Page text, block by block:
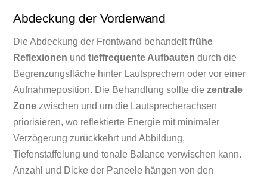
Abdeckung der Vorderwand
Die Abdeckung der Frontwand behandeltfrühe
Reflexionen undtieffrequente Aufbauten durch die
Begrenzungsfläche hinter Lautsprechern oder vor einer
Aufnahmeposition. Die Behandlung sollte diezentrale
Zone zwischen und um die Lautsprecherachsen
priorisieren, wo reflektierte Energie mit minimaler
Verzögerung zurückkehrt und Abbildung,
Tiefenstaffelung und tonale Balance verwischen kann.
Anzahl und Dicke der Paneele hängen von den